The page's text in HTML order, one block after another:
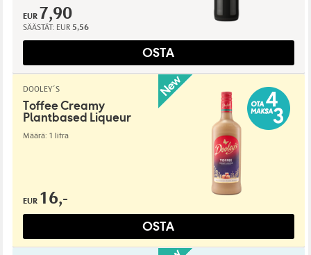
EUR 7,90
SÄÄSTÄT: EUR 5,56
OSTA
DOOLEY´S
Toffee Creamy
Plantbased Liqueur
Määrä: 1 litra
EUR 16,-
OSTA